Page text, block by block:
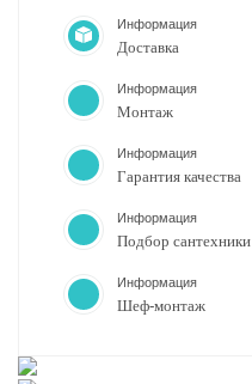
Информация
Доставка
Информация
Монтаж
Информация
Гарантия качества
Информация
Подбор сантехники
Информация
Шеф-монтаж